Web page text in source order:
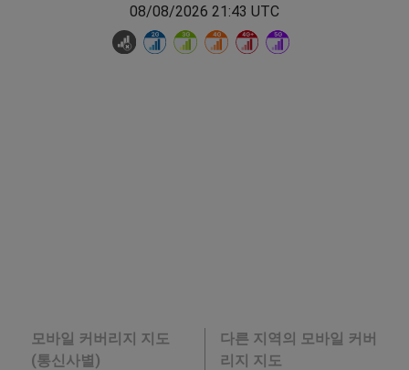
08/08/2026 21:43 UTC
모바일 커버리지 지도
(통신사별)
다른 지역의 모바일 커버
리지 지도